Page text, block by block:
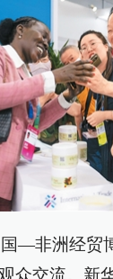
—非洲经贸
观众交流。新